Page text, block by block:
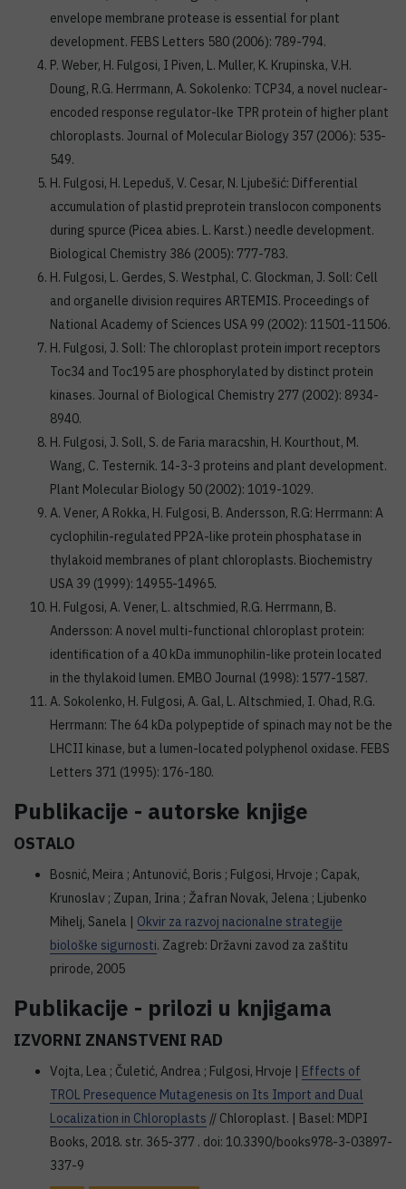
envelope membrane protease is essential for plant
development. FEBS Letters 580 (2006): 789-794.
P. Weber, H. Fulgosi, I Piven, L. Muller, K. Krupinska, V.H.
Doung, R.G. Herrmann, A. Sokolenko: TCP34, a novel nuclear-
encoded response regulator-lke TPR protein of higher plant
chloroplasts. Journal of Molecular Biology 357 (2006): 535-
549.
H. Fulgosi, H. Lepeduš, V. Cesar, N. Ljubešić: Differential
accumulation of plastid preprotein translocon components
during spurce (Picea abies. L. Karst.) needle development.
Biological Chemistry 386 (2005): 777-783.
H. Fulgosi, L. Gerdes, S. Westphal, C. Glockman, J. Soll: Cell
and organelle division requires ARTEMIS. Proceedings of
National Academy of Sciences USA 99 (2002): 11501-11506.
H. Fulgosi, J. Soll: The chloroplast protein import receptors
Toc34 and Toc195 are phosphorylated by distinct protein
kinases. Journal of Biological Chemistry 277 (2002): 8934-
8940.
H. Fulgosi, J. Soll, S. de Faria maracshin, H. Kourthout, M.
Wang, C. Testernik. 14-3-3 proteins and plant development.
Plant Molecular Biology 50 (2002): 1019-1029.
A. Vener, A Rokka, H. Fulgosi, B. Andersson, R.G: Herrmann: A
cyclophilin-regulated PP2A-like protein phosphatase in
thylakoid membranes of plant chloroplasts. Biochemistry
USA 39 (1999): 14955-14965.
H. Fulgosi, A. Vener, L. altschmied, R.G. Herrmann, B.
Andersson: A novel multi-functional chloroplast protein:
identification of a 40 kDa immunophilin-like protein located
in the thylakoid lumen. EMBO Journal (1998): 1577-1587.
A. Sokolenko, H. Fulgosi, A. Gal, L. Altschmied, I. Ohad, R.G.
Herrmann: The 64 kDa polypeptide of spinach may not be the
LHCII kinase, but a lumen-located polyphenol oxidase. FEBS
Letters 371 (1995): 176-180.
Publikacije - autorske knjige
OSTALO
Bosnić, Meira ; Antunović, Boris ; Fulgosi, Hrvoje ; Capak,
Krunoslav ; Zupan, Irina ; Žafran Novak, Jelena ; Ljubenko
Mihelj, Sanela | Okvir za razvoj nacionalne strategije
biološke sigurnosti. Zagreb: Državni zavod za zaštitu
prirode, 2005
Publikacije - prilozi u knjigama
IZVORNI ZNANSTVENI RAD
Vojta, Lea ; Čuletić, Andrea ; Fulgosi, Hrvoje | Effects of
TROL Presequence Mutagenesis on Its Import and Dual
Localization in Chloroplasts // Chloroplast. | Basel: MDPI
Books, 2018. str. 365-377 . doi: 10.3390/books978-3-03897-
337-9